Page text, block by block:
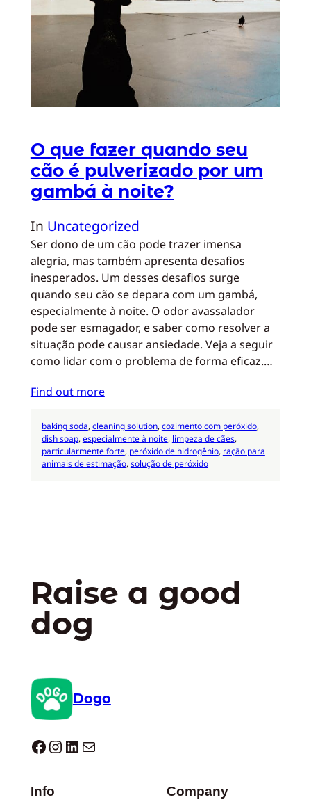
O que fazer quando seu
cão é pulverizado por um
gambá à noite?
In Uncategorized
Ser dono de um cão pode trazer imensa
alegria, mas também apresenta desafios
inesperados. Um desses desafios surge
quando seu cão se depara com um gambá,
especialmente à noite. O odor avassalador
pode ser esmagador, e saber como resolver a
situação pode causar ansiedade. Veja a seguir
como lidar com o problema de forma eficaz.…
Find out more
baking soda, cleaning solution, cozimento com peróxido
dish soap, especialmente à noite, limpeza de cães
particularmente forte, peróxido de hidrogênio, ração para
animais de estimação, solução de peróxido
Raise a good
dog
Dogo
Dogo facebook InstagramLinkedIn E-mail
Info Company